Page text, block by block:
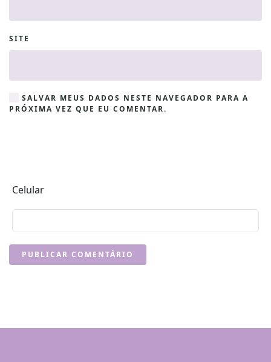
SITE
SALVAR MEUS DADOS NESTE NAVEGADOR PARA A
PRÓXIMA VEZ QUE EU COMENTAR.
Celular
PUBLICAR COMENTÁRIO